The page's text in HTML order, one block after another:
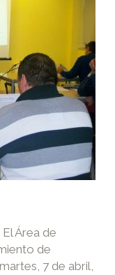
El Área de
de
7 de abril,